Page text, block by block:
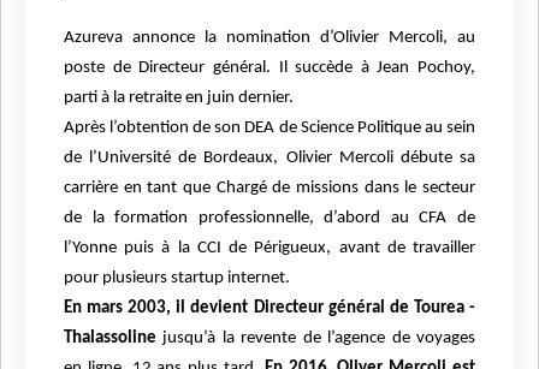
Azureva annonce la nomination d’Olivier Mercoli, au
poste de Directeur général. Il succède à Jean Pochoy,
parti à la retraite en juin dernier.
Après l’obtention de son DEA de Science Politique au sein
de l’Université de Bordeaux, Olivier Mercoli débute sa
carrière en tant que Chargé de missions dans le secteur
de la formation professionnelle, d’abord au CFA de
l’Yonne puis à la CCI de Périgueux, avant de travailler
pour plusieurs startup internet.
En mars 2003, il devient Directeur général de Tourea -
Thalassoline jusqu’à la revente de l’agence de voyages